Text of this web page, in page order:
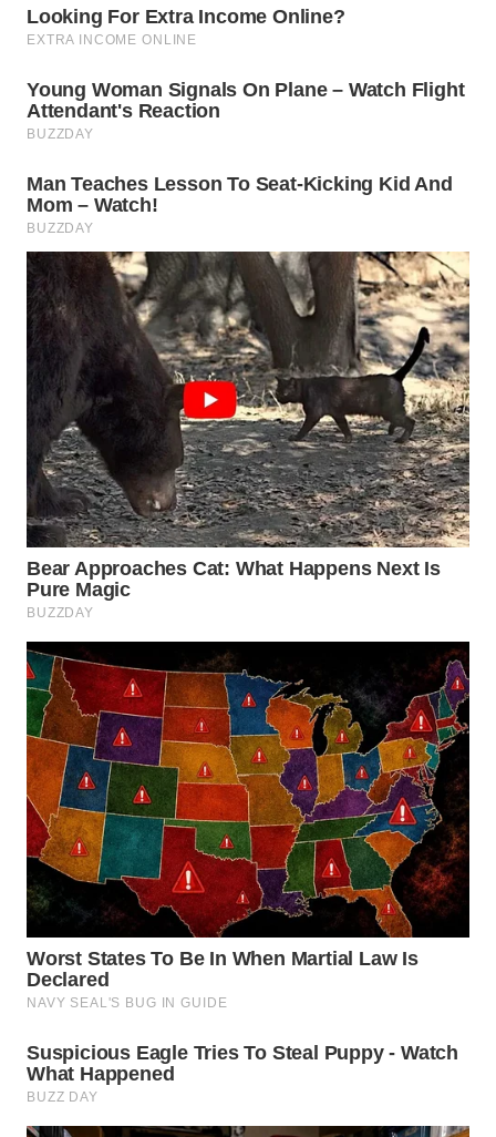
WN
WN
WN
TAPANULI
TENGAH
WN DELI
SERDANG
WN
TEBING
TINGGI
WN
PAKPAK
WN
KARAWANG
WN
BEKASI
WN
BOGOR
WN
DEPOK
WN
TAPANULI
UTARA
SAMOSIR
WN
PADANG